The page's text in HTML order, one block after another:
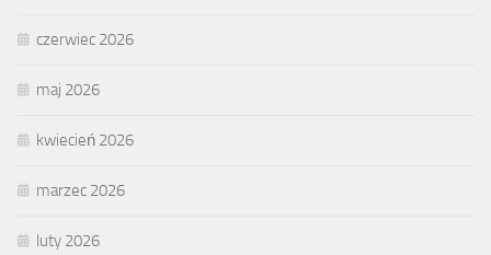
czerwiec 2026
maj 2026
kwiecień 2026
marzec 2026
luty 2026